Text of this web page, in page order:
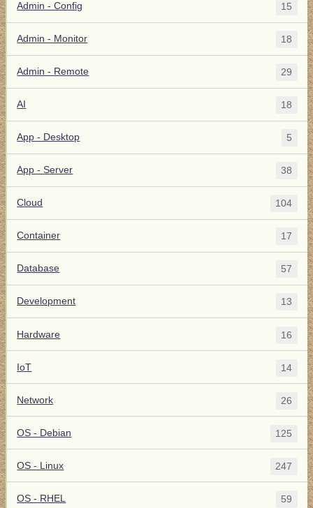
Admin - Config 15
Admin - Monitor 18
Admin - Remote 29
AI 18
App - Desktop 5
App - Server 38
Cloud 104
Container 17
Database 57
Development 13
Hardware 16
IoT 14
Network 26
OS - Debian 125
OS - Linux 247
OS - RHEL 59